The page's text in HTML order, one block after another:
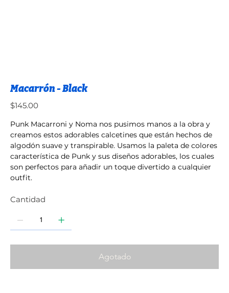
Macarrón - Black
Precio
$145.00
Punk Macarroni y Noma nos pusimos manos a la obra y
creamos estos adorables calcetines que están hechos de
algodón suave y transpirable. Usamos la paleta de colores
característica de Punk y sus diseños adorables, los cuales
son perfectos para añadir un toque divertido a cualquier
outfit.
Cantidad
Agotado